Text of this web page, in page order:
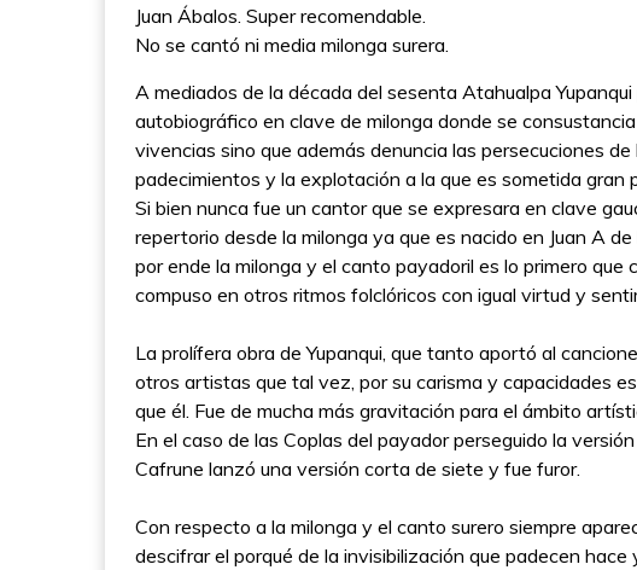
Juan Ábalos. Super recomendable.
No se cantó ni media milonga surera.
A mediados de la década del sesenta Atahualpa
autobiográfico en clave de milonga donde se
vivencias sino que además denuncia las persecuciones
padecimientos y la explotación a la que es sometida gran
Si bien nunca fue un cantor que se expresara en clave
repertorio desde la milonga ya que es nacido en Juan A
por ende la milonga y el canto payadoril es lo primero
compuso en otros ritmos folclóricos con igual virtud y
La prolífera obra de Yupanqui, que tanto aportó al
otros artistas que tal vez, por su carisma y capacidades
que él. Fue de mucha más gravitación para el ámbito
En el caso de las Coplas del payador perseguido la
Cafrune lanzó una versión corta de siete y fue furor.
Con respecto a la milonga y el canto surero siempre
descifrar el porqué de la invisibilización que padecen hace